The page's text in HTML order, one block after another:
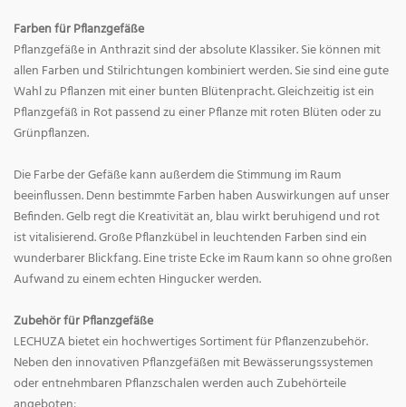
Farben für Pflanzgefäße
Pflanzgefäße in Anthrazit sind der absolute Klassiker. Sie können mit
allen Farben und Stilrichtungen kombiniert werden. Sie sind eine gute
Wahl zu Pflanzen mit einer bunten Blütenpracht. Gleichzeitig ist ein
Pflanzgefäß in Rot passend zu einer Pflanze mit roten Blüten oder zu
Grünpflanzen.
Die Farbe der Gefäße kann außerdem die Stimmung im Raum
beeinflussen. Denn bestimmte Farben haben Auswirkungen auf unser
Befinden. Gelb regt die Kreativität an, blau wirkt beruhigend und rot
ist vitalisierend. Große Pflanzkübel in leuchtenden Farben sind ein
wunderbarer Blickfang. Eine triste Ecke im Raum kann so ohne großen
Aufwand zu einem echten Hingucker werden.
Zubehör für Pflanzgefäße
LECHUZA bietet ein hochwertiges Sortiment für Pflanzenzubehör.
Neben den innovativen Pflanzgefäßen mit Bewässerungssystemen
oder entnehmbaren Pflanzschalen werden auch Zubehörteile